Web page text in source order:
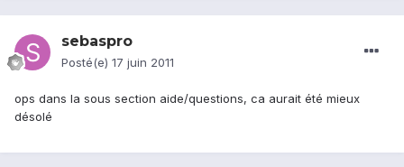
sebaspro
Posté(e) 17 juin 2011
ops dans la sous section aide/questions, ca aurait été mieux
désolé